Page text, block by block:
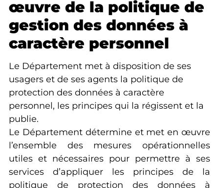
œuvre de la politique de
gestion des données à
caractère personnel
Le Département met à disposition de ses
usagers et de ses agents la politique de
protection des données à caractère
personnel, les principes qui la régissent et la
publie.
Le Département détermine et met en œuvre
l’ensemble des mesures opérationnelles
utiles et nécessaires pour permettre à ses
services d’appliquer les principes de la
politique de protection des données à